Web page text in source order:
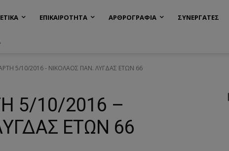
ΕΠΙΚΑΙΡΟΤΗΤΑ ΑΡΘΡΟΓΡΑΦΙΑ ΣΥΝΕΡΓΑΤΕΣ
5/10/2016 - ΝΙΚΟΛΑΟΣ ΠΑΝ. ΛΥΓΔΑΣ ΕΤΩΝ 66
5/10/2016 –
ΕΤΩΝ 66